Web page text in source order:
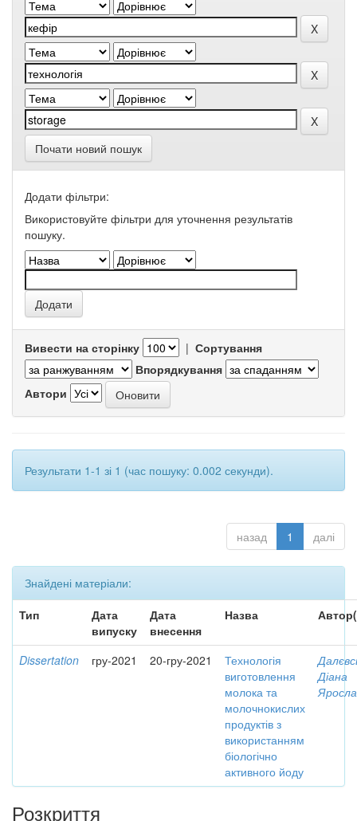
Почати новий пошук
Додати фільтри:
Використовуйте фільтри для уточнення результатів
пошуку.
Вивести на сторінку | Сортування
Впорядкування
Автори
Результати 1-1 зі 1 (час пошуку: 0.002 секунди).
назад 1 далі
Знайдені матеріали:
Тип
Дата
випуску
Дата
внесення
Назва
Dissertation гру-2021 20-гру-2021
Технологія
виготовлення
молока та
молочнокислих
продуктів з
використанням
біологічно
активного йоду
Діана
Розкриття